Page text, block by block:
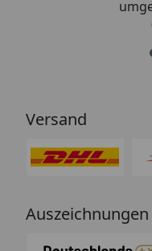
Versand
Auszeichnungen